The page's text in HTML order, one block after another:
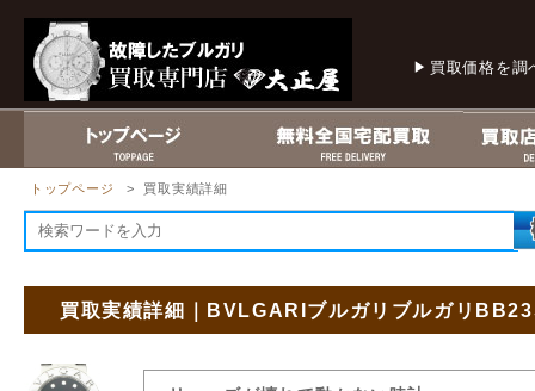
買取価格を調
トップページ > 買取実績詳細
買取実績詳細｜BVLGARIブルガリブルガリ